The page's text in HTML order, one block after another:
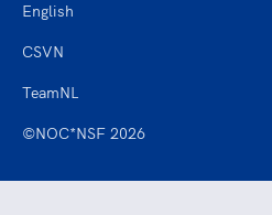
©NOC*NSF 2026
English
CSVN
TeamNL